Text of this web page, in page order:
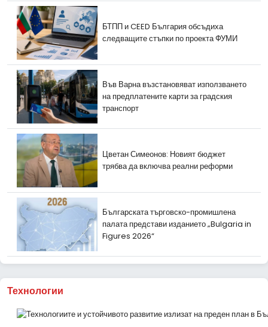
БТПП и CEED България обсъдиха
следващите стъпки по проекта ФУМИ
Във Варна възстановяват използването
на предплатените карти за градския
транспорт
Цветан Симеонов: Новият бюджет
трябва да включва реални реформи
Българската търговско-промишлена
палата представи изданието „Bulgaria in
Figures 2026“
Технологии